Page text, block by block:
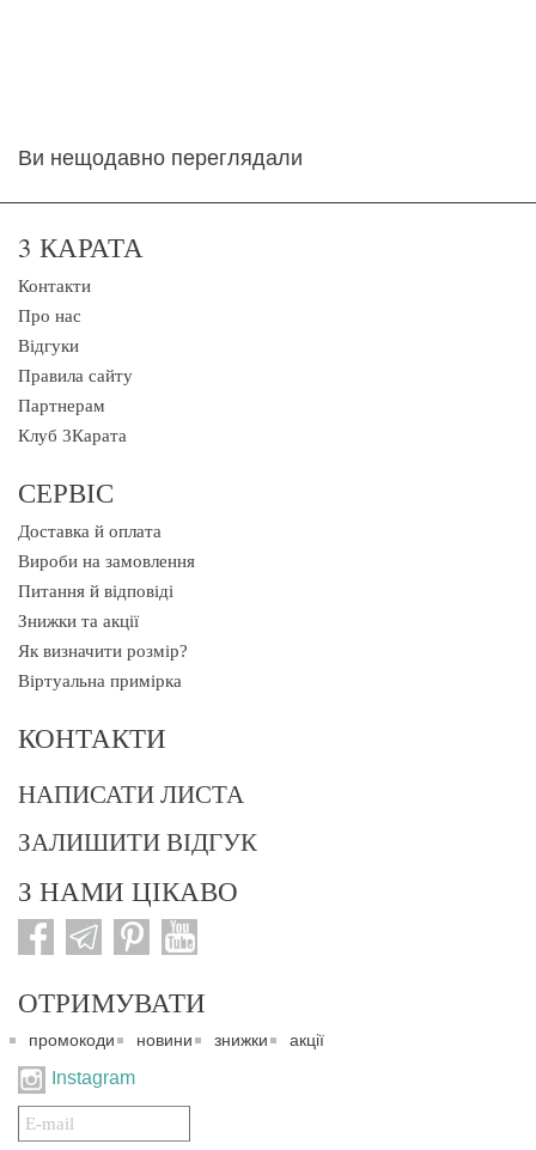
Ви нещодавно переглядали
3 КАРАТА
Контакти
Про нас
Відгуки
Правила сайту
Партнерам
Клуб 3Карата
СЕРВІС
Доставка й оплата
Вироби на замовлення
Питання й відповіді
Знижки та акції
Як визначити розмір?
Віртуальна примірка
КОНТАКТИ
НАПИСАТИ ЛИСТА
ЗАЛИШИТИ ВІДГУК
З НАМИ ЦІКАВО
ОТРИМУВАТИ
промокоди новини знижки акції
Instagram
Подписаться
на